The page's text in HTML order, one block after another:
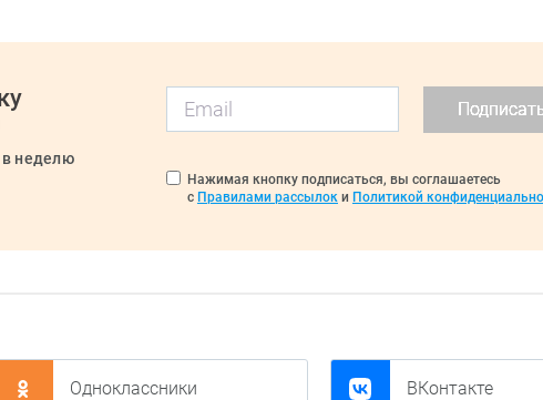
в неделю
Нажимая кнопку подписаться, вы соглашаетесь
с Правилами рассылок и Политикой
Одноклассники ВКонтакте